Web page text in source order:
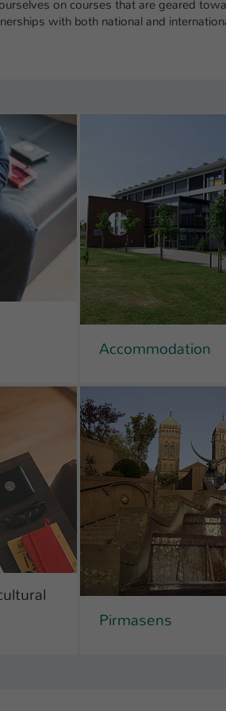
on courses that are geared
with both national and
Accommodation
Pirmasens
Ihrer
Webseiten-
Zweck
Dieses
von TYPO3.
Logins die
Benutzer
ihm Zugang
Name be_typo_user
Zweck
Dieser
Besucher im
Rechte